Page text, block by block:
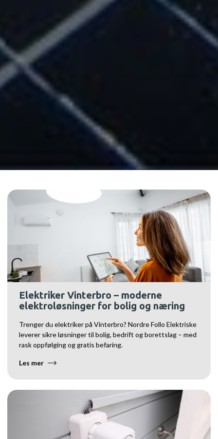
Elektriker Vinterbro – moderne
elektroløsninger for bolig og næring
Trenger du elektriker på Vinterbro? Nordre Follo Elektriske
leverer sikre løsninger til bolig, bedrift og borettslag – med
rask oppfølging og gratis befaring.
Les mer